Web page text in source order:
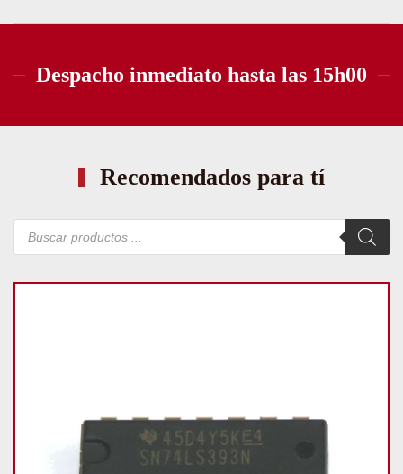
Despacho inmediato hasta las 15h00
Recomendados para tí
Búsqueda
productos